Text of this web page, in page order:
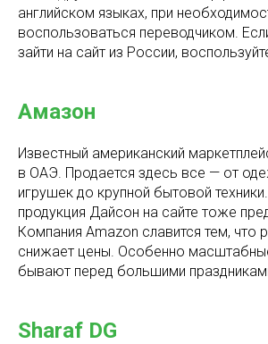
английском языках, при
воспользоваться переводчиком.
зайти на сайт из России,
Амазон
Известный американский
в ОАЭ. Продается здесь все — от
игрушек до крупной бытовой
продукция Дайсон на сайте тоже
Компания Amazon славится тем, что
снижает цены. Особенно
бывают перед большими
Sharaf DG